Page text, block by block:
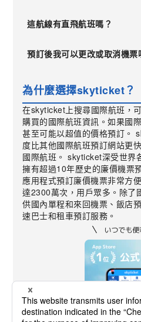
這航線有直飛航班嗎？
預訂後我可以更改或取消機票
為什麼選擇skyticket？
在skyticket上搜尋國際航班，
購買的國際航班資訊。如果國
甚至可能以超值的價格預訂。
度比其他國際航班預訂網站更
國際航班。 skyticket深受世界
擁有超過10年歷史的廉價機票
應用程式預訂廉價機票非常方
達2300萬次，用戶眾多。除了
供國內單程和來回機票、飯店
速巴士和租車預訂服務。